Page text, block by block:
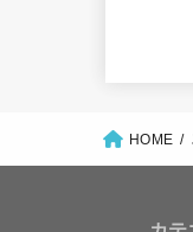
HOME